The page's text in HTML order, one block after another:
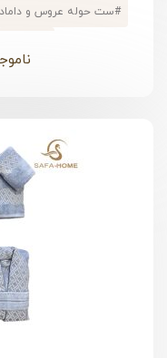
#ست حوله عروس و داماد